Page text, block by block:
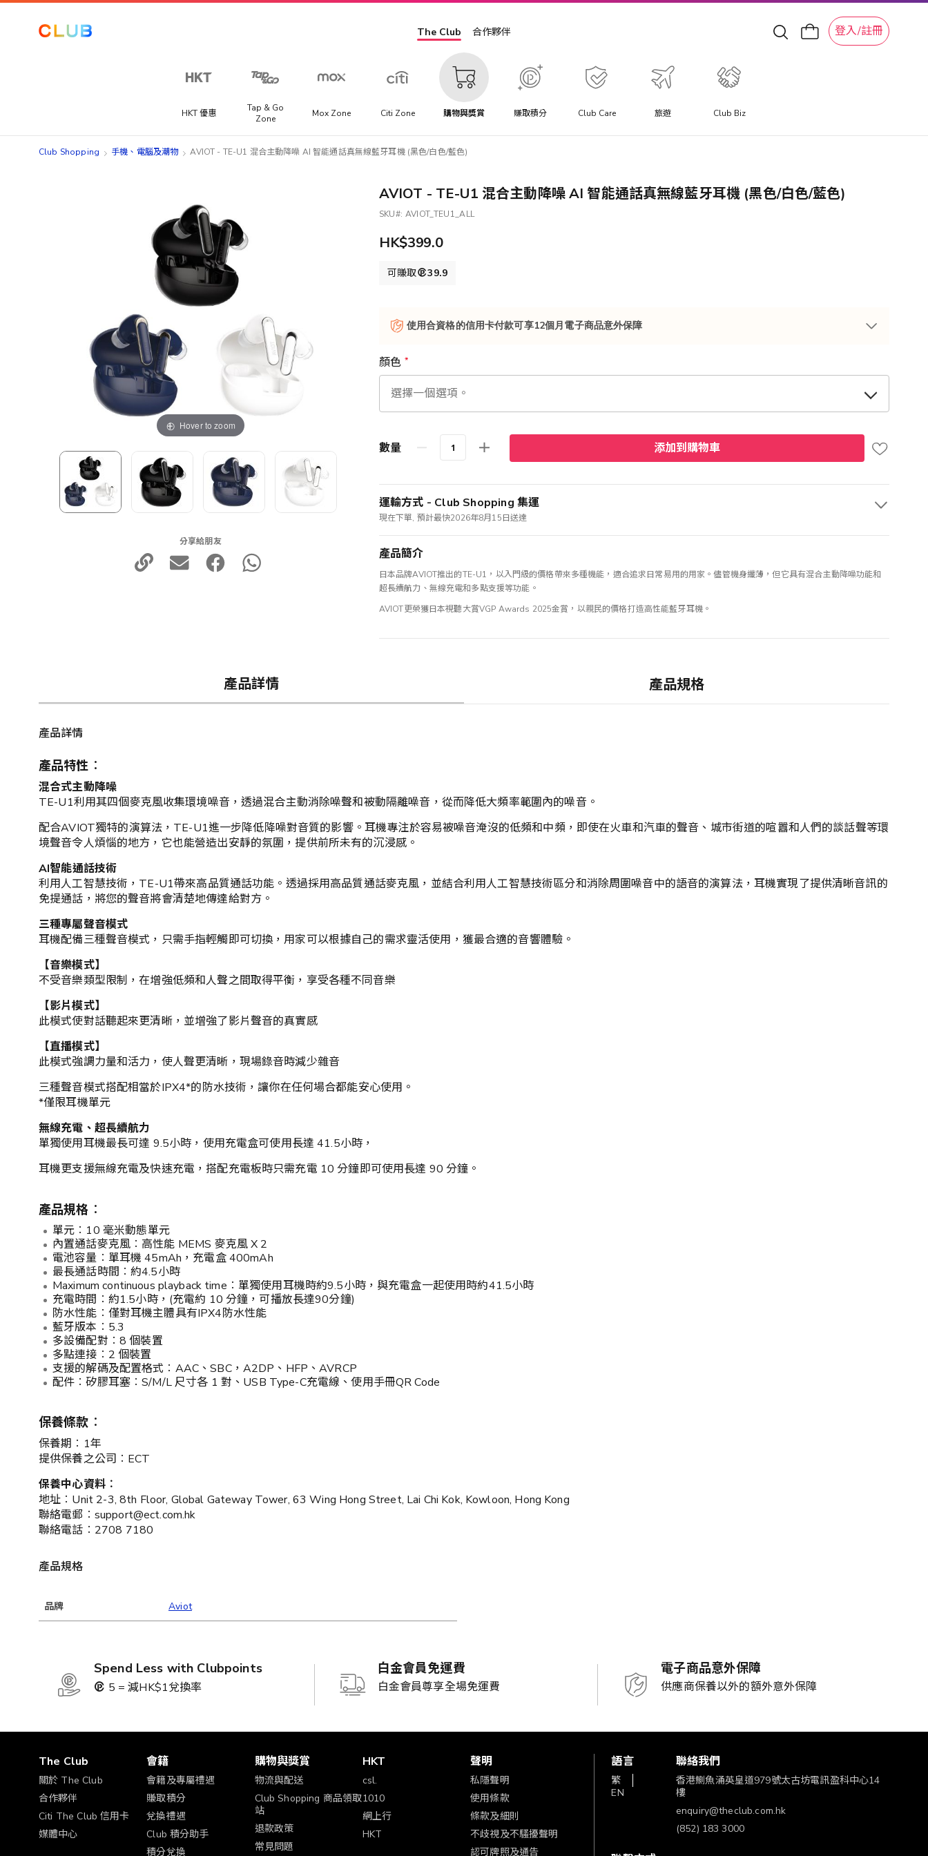
The Club 合作夥伴 登入/註冊
HKT 優惠
Tap & Go
Zone
Mox Zone Citi Zone 購物與獎賞 賺取積分 Club Care 旅遊 Club Biz
Club Shopping 手機、電腦及潮物 AVIOT - TE-U1 混合主動降噪 AI 智能通話真無線藍牙耳機 (黑色/白色/藍色)
Hover to zoom
分享給朋友
AVIOT - TE-U1 混合主動降噪 AI 智能通話真無線藍牙耳機 (黑色/白色/藍色)
SKU AVIOT_TEU1_ALL
HK$399.0
可賺取 39.9
使用合資格的信用卡付款可享12個月電子商品意外保障
顏色
數量 添加到購物車
運輸方式 - Club Shopping 集運
現在下單, 預計最快2026年8月15日送達
產品簡介
日本品牌AVIOT推出的TE-U1，以入門級的價格帶來多種機能，適合追求日常易用的用家。儘管機身纖薄，但它具有混合主動降噪功能和
超長續航力、無線充電和多點支援等功能。
AVIOT更榮獲日本視聽大賞VGP Awards 2025金賞，以親民的價格打造高性能藍牙耳機。
產品詳情 產品規格
產品詳情
產品特性︰
混合式主動降噪
TE-U1利用其四個麥克風收集環境噪音，透過混合主動消除噪聲和被動隔離噪音，從而降低大頻率範圍內的噪音。
配合AVIOT獨特的演算法，TE-U1進一步降低降噪對音質的影響。耳機專注於容易被噪音淹沒的低頻和中頻，即使在火車和汽車的聲音、城市街道的喧囂和人們的談話聲等環
境聲音令人煩惱的地方，它也能營造出安靜的氛圍，提供前所未有的沉浸感。
AI智能通話技術
利用人工智慧技術，TE-U1帶來高品質通話功能。透過採用高品質通話麥克風，並結合利用人工智慧技術區分和消除周圍噪音中的語音的演算法，耳機實現了提供清晰音訊的
免提通話，將您的聲音將會清楚地傳達給對方。
三種專屬聲音模式
耳機配備三種聲音模式，只需手指輕觸即可切換，用家可以根據自己的需求靈活使用，獲最合適的音響體驗。
【音樂模式】
不受音樂類型限制，在增強低頻和人聲之間取得平衡，享受各種不同音樂
【影片模式】
此模式使對話聽起來更清晰，並增強了影片聲音的真實感
【直播模式】
此模式強調力量和活力，使人聲更清晰，現場錄音時減少雜音
三種聲音模式搭配相當於IPX4*的防水技術，讓你在任何場合都能安心使用。
*僅限耳機單元
無線充電、超長續航力
單獨使用耳機最長可達 9.5小時，使用充電盒可使用長達 ​​41.5小時，
耳機更支援無線充電及快速充電，搭配充電板時只需充電 10 分鐘即可使用長達 ​​90 分鐘。
產品規格︰
單元︰10 毫米動態單元
內置通話麥克風︰高性能 MEMS 麥克風 X 2
電池容量︰單耳機 45mAh，充電盒 400mAh
最長通話時間︰約4.5小時
Maximum continuous playback time︰單獨使用耳機時約9.5小時，與充電盒一起使用時約41.5小時
充電時間︰約1.5小時，(充電約 10 分鐘，可播放長達90分鐘)
防水性能︰僅對耳機主體具有IPX4防水性能
藍牙版本︰5.3
多設備配對︰8 個裝置
多點連接︰2 個裝置
支援的解碼及配置格式︰AAC、SBC，A2DP、HFP、AVRCP
配件︰矽膠耳塞︰S/M/L 尺寸各 1 對、USB Type-C充電線、使用手冊QR Code
保養條款︰
保養期︰1年
提供保養之公司︰ECT
保養中心資料︰
地址︰Unit 2-3, 8th Floor, Global Gateway Tower, 63 Wing Hong Street, Lai Chi Kok, Kowloon, Hong Kong
聯絡電郵︰support@ect.com.hk
聯絡電話︰2708 7180
產品規格
品牌 Aviot
Spend Less with Clubpoints
5 = 減HK$1兌換率
白金會員免運費
白金會員尊享全場免運費
電子商品意外保障
供應商保養以外的額外意外保障
The Club
關於 The Club
合作夥伴
Citi The Club 信用卡
媒體中心
會籍
會籍及專屬禮遇
賺取積分
兌換禮遇
Club 積分助手
積分兌換
購物與獎賞
物流與配送
Club Shopping 商品領取
站
退款政策
常見問題
HKT
csl.
1010
網上行
HKT
聲明
私隱聲明
使用條款
條款及細則
不歧視及不騷擾聲明
認可牌照及通告
語言
繁
EN
聯絡我們
香港鰂魚涌英皇道979號太古坊電訊盈科中心14
樓
enquiry@theclub.com.hk
(852) 183 3000